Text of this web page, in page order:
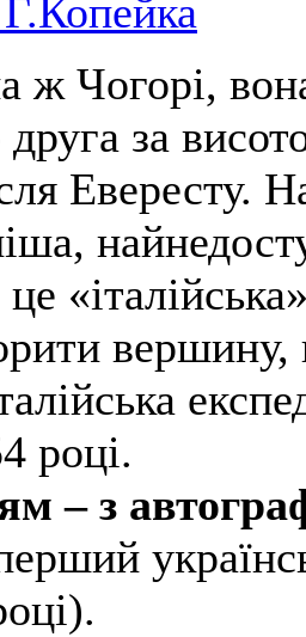
ж Чогорі,
за
Евересту.
році.
– з